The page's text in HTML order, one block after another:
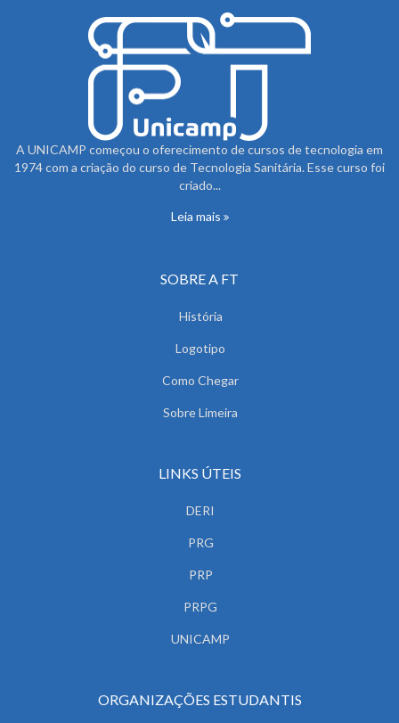
A UNICAMP começou o oferecimento de cursos de tecnologia em
1974 com a criação do curso de Tecnologia Sanitária. Esse curso foi
criado...
Leia mais
SOBRE A FT
História
Logotipo
Como Chegar
Sobre Limeira
LINKS ÚTEIS
DERI
PRG
PRP
PRPG
UNICAMP
ORGANIZAÇÕES ESTUDANTIS